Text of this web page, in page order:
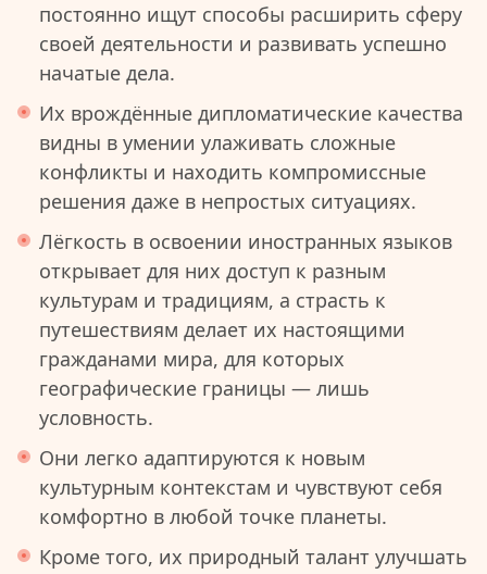
постоянно ищут способы расширить сферу
своей деятельности и развивать успешно
начатые дела.
Их врождённые дипломатические качества
видны в умении улаживать сложные
конфликты и находить компромиссные
решения даже в непростых ситуациях.
Лёгкость в освоении иностранных языков
открывает для них доступ к разным
культурам и традициям, а страсть к
путешествиям делает их настоящими
гражданами мира, для которых
географические границы — лишь
условность.
Они легко адаптируются к новым
культурным контекстам и чувствуют себя
комфортно в любой точке планеты.
Кроме того, их природный талант улучшать